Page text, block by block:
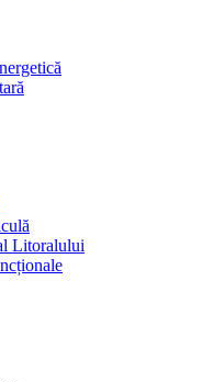
Litoralului